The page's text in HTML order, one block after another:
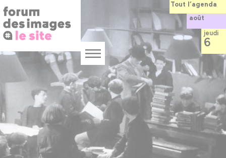
au
contenu
principal
Menu
Tout l’agenda
août
jeudi
6